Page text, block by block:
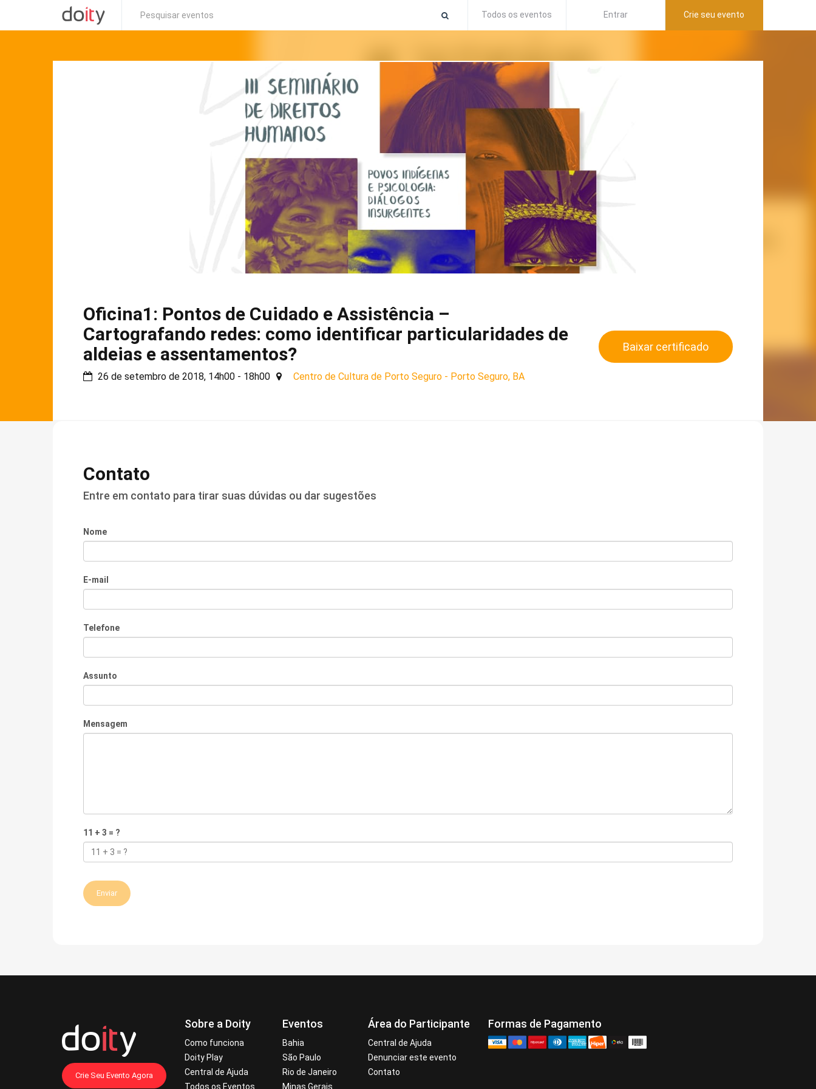
Todos os eventos Entrar Crie seu evento
Oficina1: Pontos de Cuidado e Assistência –
Cartografando redes: como identificar particularidades de
aldeias e assentamentos?
26 de setembro de 2018, 14h00 - 18h00 Centro de Cultura de Porto Seguro - Porto Seguro, BA
Baixar certificado
Contato
Entre em contato para tirar suas dúvidas ou dar sugestões
Nome
E-mail
Telefone
Assunto
Mensagem
11 + 3 = ?
Enviar
Crie Seu Evento Agora
Sobre a Doity
Como funciona
Doity Play
Central de Ajuda
Todos os Eventos
Eventos
Bahia
São Paulo
Rio de Janeiro
Minas Gerais
Área do Participante
Central de Ajuda
Denunciar este evento
Contato
Formas de Pagamento